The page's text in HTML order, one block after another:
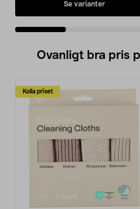
Se varianter
Ovanligt bra pris
Kolla priset